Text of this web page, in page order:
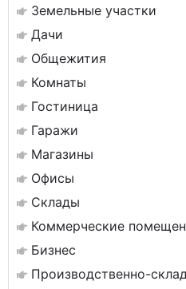
Земельные участки
Дачи
Общежития
Комнаты
Гостиница
Гаражи
Магазины
Офисы
Склады
Коммерческие
Бизнес
Производственно-